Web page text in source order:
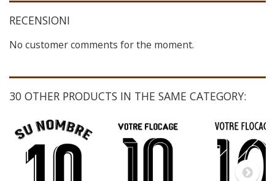
RECENSIONI
No customer comments for the moment.
30 OTHER PRODUCTS IN THE SAME CATEGORY: